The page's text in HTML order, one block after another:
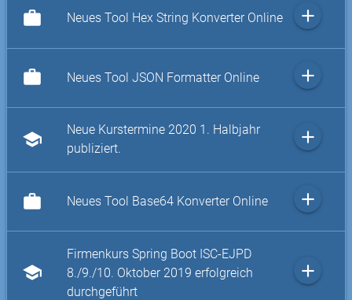
work Neues Tool Hex String Konverter Online add
work Neues Tool JSON Formatter Online add
school
Neue Kurstermine 2020 1. Halbjahr
publiziert.
add
work Neues Tool Base64 Konverter Online add
school
Firmenkurs Spring Boot ISC-EJPD
8./9./10. Oktober 2019 erfolgreich
durchgeführt
add